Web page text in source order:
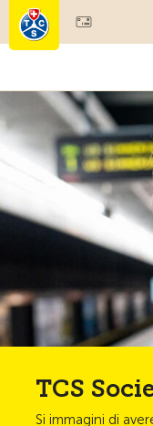
Societariato &
Test, sicurezza & salute
TCS
Si immagini di